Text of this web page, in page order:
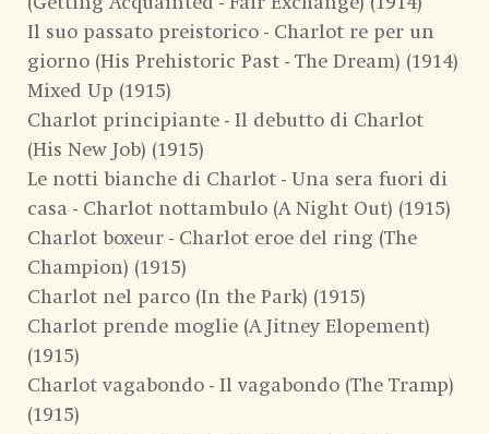
Il suo passato preistorico - Charlot re per un
giorno (His Prehistoric Past - The Dream) (1914)
Mixed Up (1915)
Charlot principiante - Il debutto di Charlot
(His New Job) (1915)
Le notti bianche di Charlot - Una sera fuori di
casa - Charlot nottambulo (A Night Out) (1915)
Charlot boxeur - Charlot eroe del ring (The
Champion) (1915)
Charlot nel parco (In the Park) (1915)
Charlot prende moglie (A Jitney Elopement)
(1915)
Charlot vagabondo - Il vagabondo (The Tramp)
(1915)